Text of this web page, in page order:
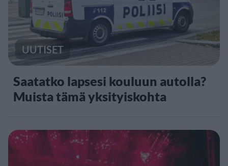
UUTISET
Saatatko lapsesi kouluun autolla?
Muista tämä yksityiskohta